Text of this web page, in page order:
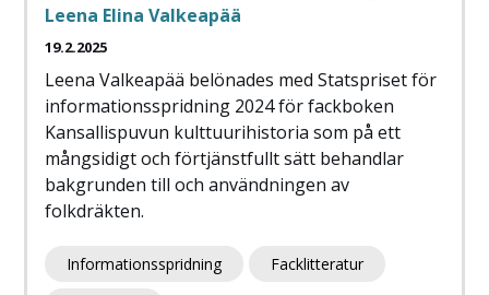
Leena Elina Valkeapää
19.2.2025
Leena Valkeapää belönades med Statspriset för
informationsspridning 2024 för fackboken
Kansallispuvun kulttuurihistoria som på ett
mångsidigt och förtjänstfullt sätt behandlar
bakgrunden till och användningen av
folkdräkten.
Informationsspridning Facklitteratur